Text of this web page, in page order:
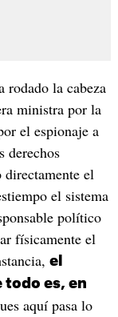
rodado la cabeza
ministra por la
el espionaje a
derechos
directamente el
el sistema
político
físicamente el
el
todo es, en
aquí pasa lo